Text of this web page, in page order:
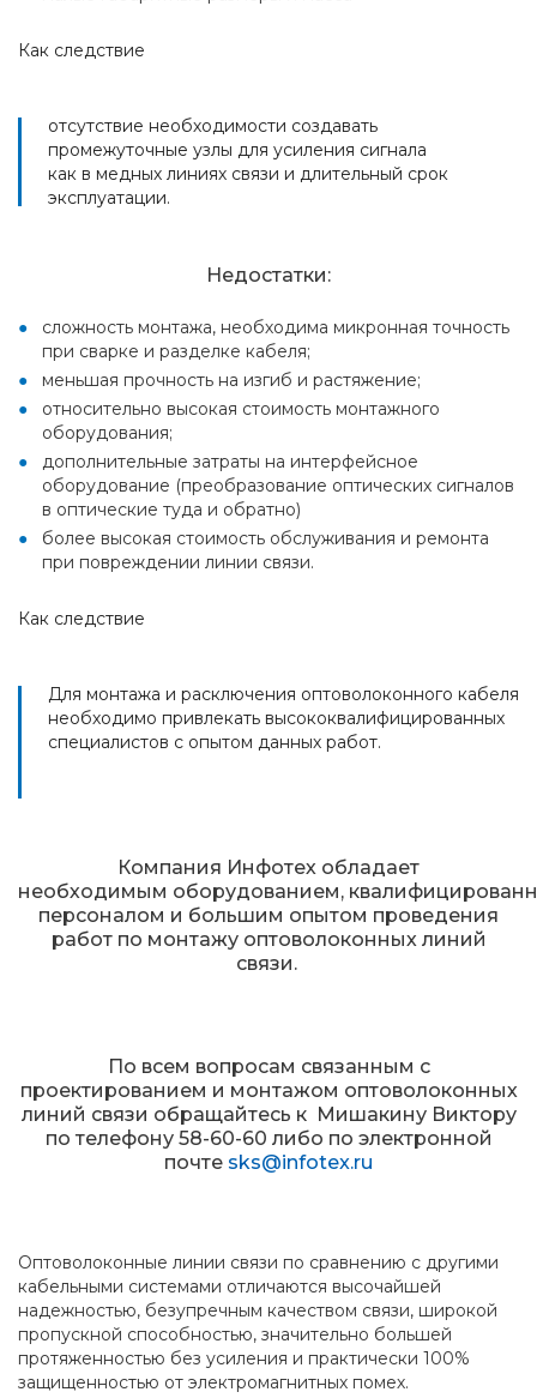
Как следствие
отсутствие необходимости создавать
промежуточные узлы для усиления сигнала
как в медных линиях связи и длительный срок
эксплуатации.
Недостатки:
сложность монтажа, необходима микронная точность
при сварке и разделке кабеля;
меньшая прочность на изгиб и растяжение;
относительно высокая стоимость монтажного
оборудования;
дополнительные затраты на интерфейсное
оборудование (преобразование оптических сигналов
в оптические туда и обратно)
более высокая стоимость обслуживания и ремонта
при повреждении линии связи.
Как следствие
Для монтажа и расключения оптоволоконного кабеля
необходимо привлекать высококвалифицированных
специалистов с опытом данных работ.
Компания Инфотех обладает
необходимым оборудованием,
персоналом и большим опытом проведения
работ по монтажу оптоволоконных линий
связи.
По всем вопросам cвязанным с
проектированием и монтажом оптоволоконных
линий связи обращайтесь к Мишакину Виктору
по телефону 58-60-60 либо по электронной
почте sks@infotex.ru
Оптоволоконные линии связи по сравнению с другими
кабельными системами отличаются высочайшей
надежностью, безупречным качеством связи, широкой
пропускной способностью, значительно большей
протяженностью без усиления и практически 100%
защищенностью от электромагнитных помех.